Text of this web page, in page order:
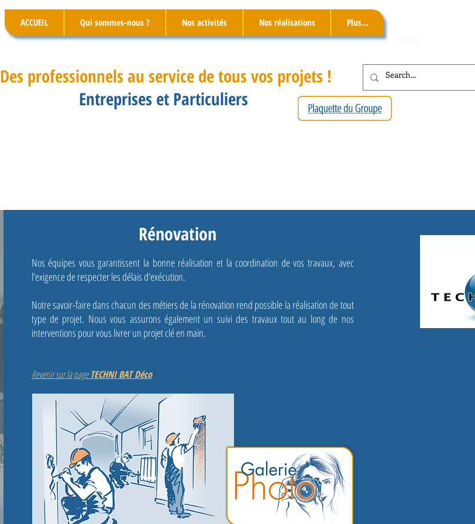
ACCUEIL Qui sommes-nous ? Nos activités Nos réalisations Plus...
Des professionnels au service de tous vos projets !
Entreprises et Particuliers
Rénovation
Nos équipes vous garantissent la bonne réalisation et la coordination de vos travaux, avec
l’exigence de respecter les délais d’exécution.
Notre savoir-faire dans chacun des métiers de la rénovation rend possible la réalisation de tout
type de projet. Nous vous assurons également un suivi des travaux tout au long de nos
interventions pour vous livrer un projet clé en main.
Revenir sur la pageTECHNI BAT Déco